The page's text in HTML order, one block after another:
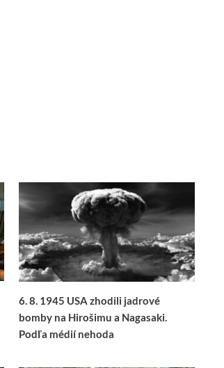
6. 8. 1945 USA zhodili jadrové
bomby na Hirošimu a Nagasaki.
Podľa médií nehoda